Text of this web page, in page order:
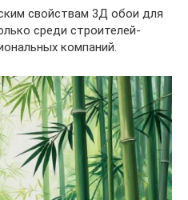
свойствам 3Д обои для
среди строителей-
компаний.